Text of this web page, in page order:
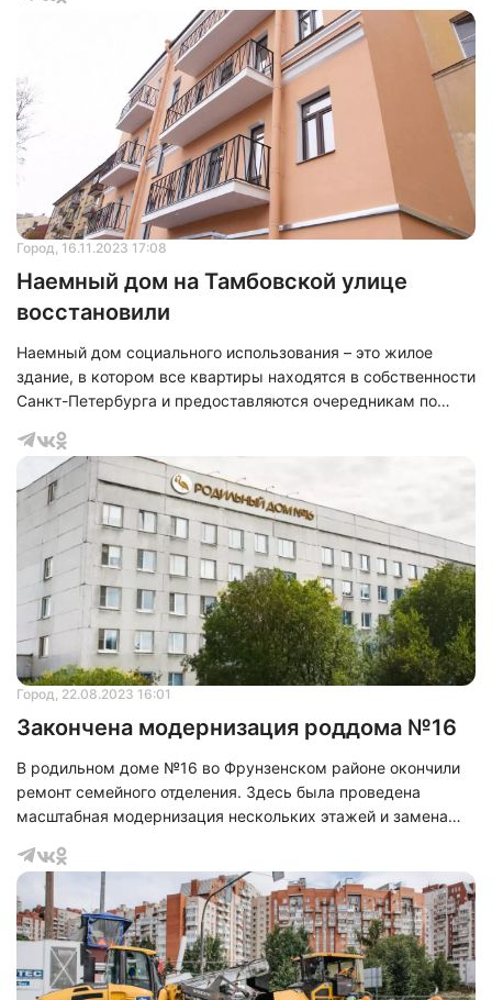
Город, 16.11.2023 17:08
Наемный дом на Тамбовской улице
восстановили
Наемный дом социального использования – это жилое
здание, в котором все квартиры находятся в собственности
Санкт-Петербурга и предоставляются очередникам по
4 являются многоквартирными домами нового
строительства и 3 многоквартирных дома после
капитального ремонта. При этом в них расположены 362
квартиры, что является хорошей мерой поддержки, в
рамках предоставления доступного жилья гражданам с
невысоким уровнем дохода.
Город, 22.08.2023 16:01
Закончена модернизация роддома №16
В родильном доме №16 во Фрунзенском районе окончили
ремонт семейного отделения. Здесь была проведена
масштабная модернизация нескольких этажей и замена
председатель комитета по здравоохранению Санкт-
Петербурга Дмитрий Лисовец.